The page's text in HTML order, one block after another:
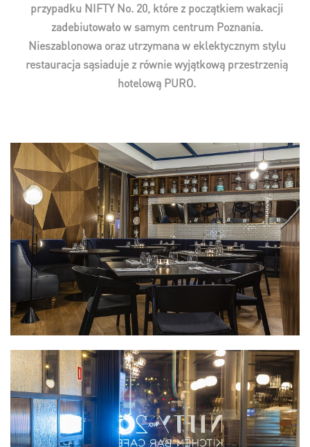
przypadku NIFTY No. 20, które z początkiem wakacji
zadebiutowało w samym centrum Poznania.
Nieszablonowa oraz utrzymana w eklektycznym stylu
restauracja sąsiaduje z równie wyjątkową przestrzenią
hotelową PURO.